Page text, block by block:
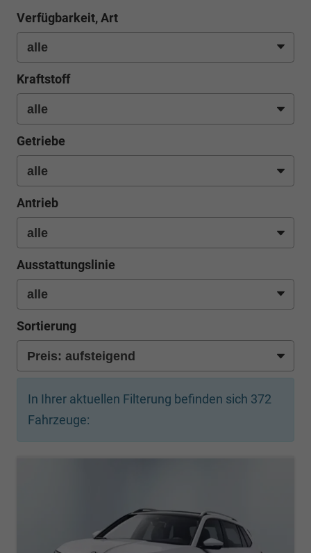
Verfügbarkeit, Art
Kraftstoff
Getriebe
Antrieb
Ausstattungslinie
Sortierung
In Ihrer aktuellen Filterung befinden sich 372
Fahrzeuge: